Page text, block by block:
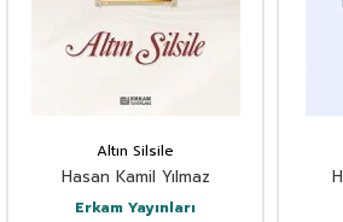
Altın Silsile
Hasan Kamil Yılmaz
Erkam Yayınları